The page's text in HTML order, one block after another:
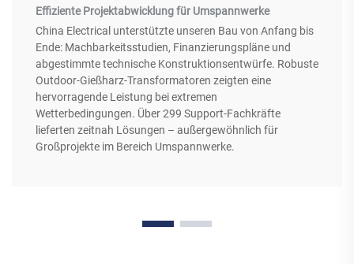
Effiziente Projektabwicklung für Umspannwerke
China Electrical unterstützte unseren Bau von Anfang bis
Ende: Machbarkeitsstudien, Finanzierungspläne und
abgestimmte technische Konstruktionsentwürfe. Robuste
Outdoor-Gießharz-Transformatoren zeigten eine
hervorragende Leistung bei extremen
Wetterbedingungen. Über 299 Support-Fachkräfte
lieferten zeitnah Lösungen – außergewöhnlich für
Großprojekte im Bereich Umspannwerke.